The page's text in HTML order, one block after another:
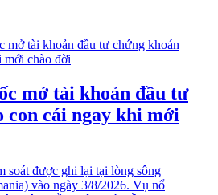
mở tài khoản đầu tư
con cái ngay khi mới